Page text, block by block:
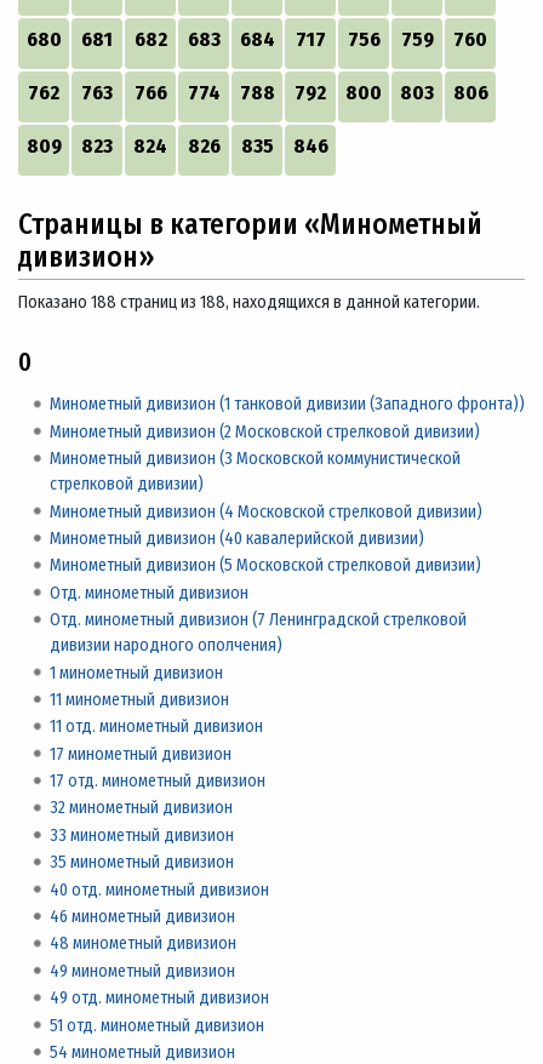
680 681 682 683 684 717 756 759 760
762 763 766 774 788 792 800 803 806
809 823 824 826 835 846
Страницы в категории «Минометный
дивизион»
Показано 188 страниц из 188, находящихся в данной категории.
0
Минометный дивизион (1 танковой дивизии (Западного фронта))
Минометный дивизион (2 Московской стрелковой дивизии)
Минометный дивизион (3 Московской коммунистической
стрелковой дивизии)
Минометный дивизион (4 Московской стрелковой дивизии)
Минометный дивизион (40 кавалерийской дивизии)
Минометный дивизион (5 Московской стрелковой дивизии)
Отд. минометный дивизион
Отд. минометный дивизион (7 Ленинградской стрелковой
дивизии народного ополчения)
1 минометный дивизион
11 минометный дивизион
11 отд. минометный дивизион
17 минометный дивизион
17 отд. минометный дивизион
32 минометный дивизион
33 минометный дивизион
35 минометный дивизион
40 отд. минометный дивизион
46 минометный дивизион
48 минометный дивизион
49 минометный дивизион
49 отд. минометный дивизион
51 отд. минометный дивизион
54 минометный дивизион